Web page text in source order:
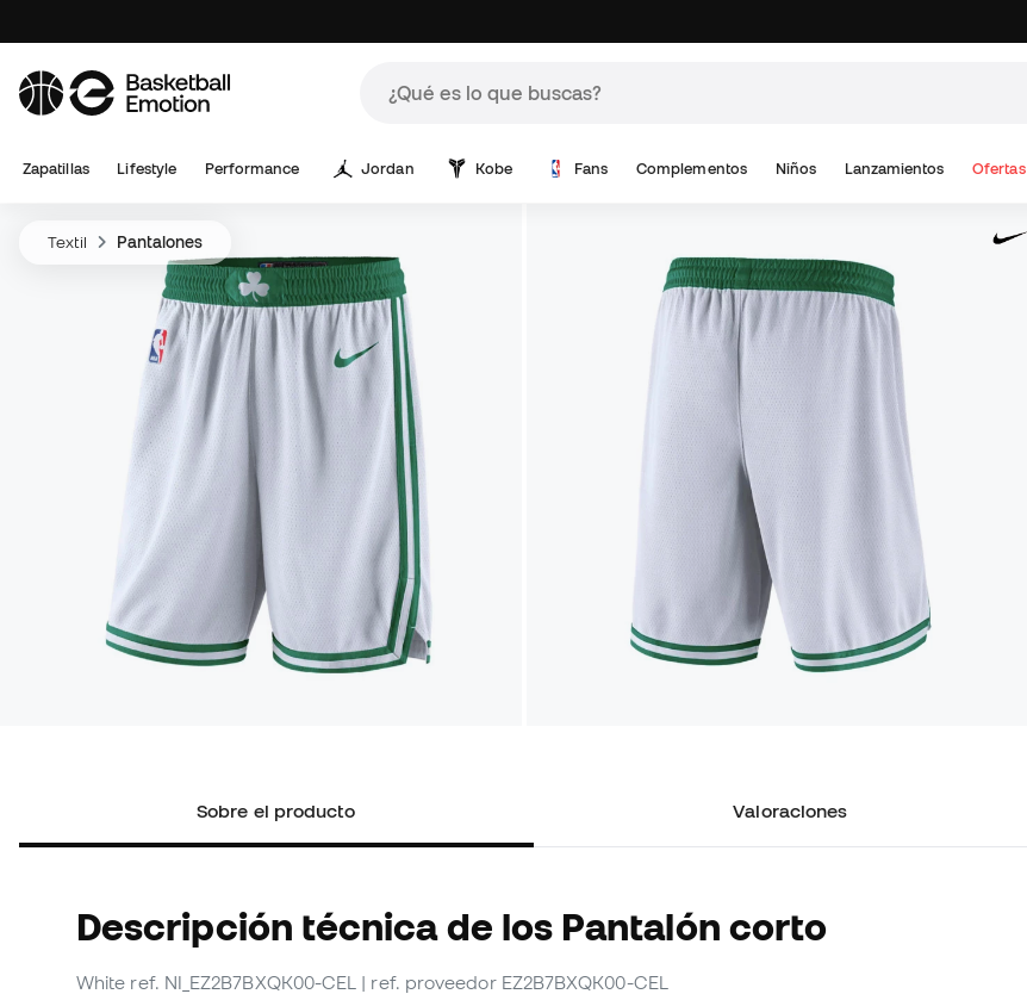
Zapatillas Lifestyle Performance Jordan Kobe Fans Complementos Niños Lanzamientos Ofertas
Textil Pantalones
Sobre el producto Valoraciones
Descripción técnica de los Pantalón corto
White ref. NI_EZ2B7BXQK00-CEL | ref. proveedor EZ2B7BXQK00-CEL